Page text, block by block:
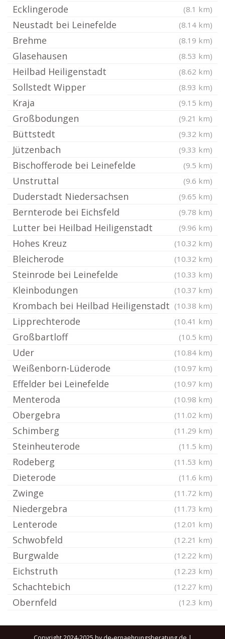
Ecklingerode (8.1 km)
Neustadt bei Leinefelde (8.14 km)
Brehme (8.19 km)
Glasehausen (8.53 km)
Heilbad Heiligenstadt (8.62 km)
Sollstedt Wipper (8.93 km)
Kraja (9.15 km)
Großbodungen (9.21 km)
Büttstedt (9.32 km)
Jützenbach (9.33 km)
Bischofferode bei Leinefelde (9.5 km)
Unstruttal (9.6 km)
Duderstadt Niedersachsen (9.65 km)
Bernterode bei Eichsfeld (9.78 km)
Lutter bei Heilbad Heiligenstadt (9.96 km)
Hohes Kreuz (10.32 km)
Bleicherode (10.32 km)
Steinrode bei Leinefelde (10.33 km)
Kleinbodungen (10.37 km)
Krombach bei Heilbad Heiligenstadt (10.38 km)
Lipprechterode (10.41 km)
Großbartloff (10.5 km)
Uder (10.84 km)
Weißenborn-Lüderode (10.97 km)
Effelder bei Leinefelde (10.97 km)
Menteroda (10.98 km)
Obergebra (11.02 km)
Schimberg (11.29 km)
Steinheuterode (11.5 km)
Rodeberg (11.53 km)
Dieterode (11.6 km)
Zwinge (11.72 km)
Niedergebra (11.73 km)
Lenterode (12.01 km)
Schwobfeld (12.21 km)
Burgwalde (12.22 km)
Eichstruth (12.23 km)
Schachtebich (12.27 km)
Obernfeld (12.3 km)